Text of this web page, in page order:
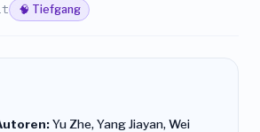
🧠 Tiefgang
Yu Zhe, Yang Jiayan, Wei